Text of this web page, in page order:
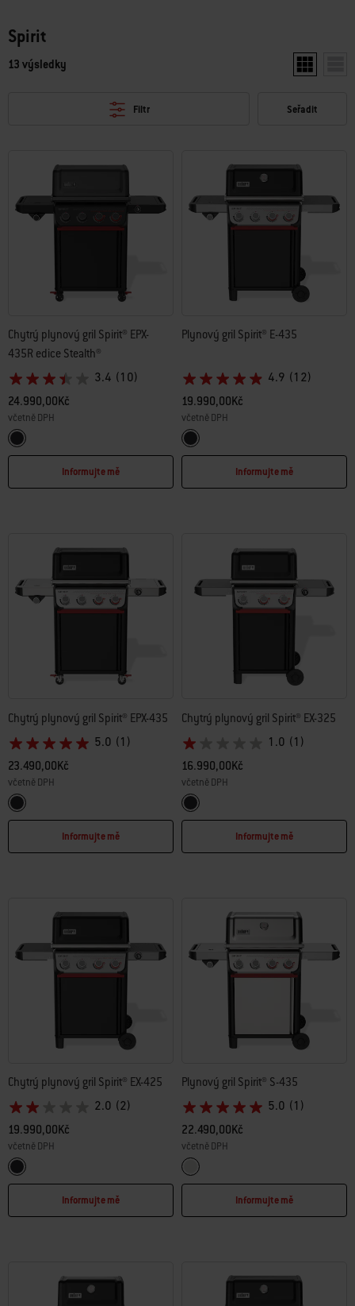
Spirit
13 výsledky Zobrazit
Filtr Seřadit
Chytrý plynový gril Spirit® EPX-
435R edice Stealth®
3.4 (10)
24.990,00Kč
včetně DPH
Color Options
Black
Informujte mě
Plynový gril Spirit® E-435
4.9 (12)
19.990,00Kč
včetně DPH
Color Options
Black
Informujte mě
Chytrý plynový gril Spirit® EPX-435
5.0 (1)
23.490,00Kč
včetně DPH
Color Options
Black
Informujte mě
Chytrý plynový gril Spirit® EX-325
1.0 (1)
16.990,00Kč
včetně DPH
Color Options
Black
Informujte mě
Chytrý plynový gril Spirit® EX-425
2.0 (2)
19.990,00Kč
včetně DPH
Color Options
Black
Informujte mě
Plynový gril Spirit® S-435
5.0 (1)
22.490,00Kč
včetně DPH
Color Options
Stainless Steel
Informujte mě